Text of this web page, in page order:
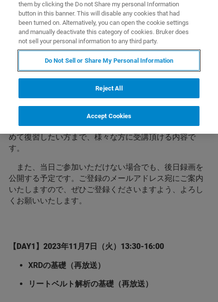
内容
DIFFRAC.TOPASのオンライントレーニングを開催いた
します。当日、チャットフォームからご質問を受け付け
るほか、受講登録の際に、事前にご質問をご記入いただ
けますので、お気軽にご質問をお寄せください。
解析の基礎、電池の測定と解析を2日間で開催いたしま
す。初めてXRDを使う方から、定量解析の方法をあらた
めて復習したい方まで、様々な方に受講頂ける内容で
す。
また、当日ご参加いただけない場合でも、後日録画を
公開する予定です。ご登録のメールアドレス宛にご案内
いたしますので、ぜひご登録くださいますよう、よろし
くお願いいたします。
【DAY1】2023年11月7日（火）13:30-16:00
XRDの基礎（再放送）
リートベルト解析の基礎（再放送）
them by clicking the Do not Share my personal Information
button in this banner. This will disable any cookies that had
been turned on. Alternatively, you can open the cookie settings
and manually deactivate this category of cookies. Bruker does
not sell your personal information to any third party.
Do Not Sell or Share My Personal Information
Reject All
Accept Cookies